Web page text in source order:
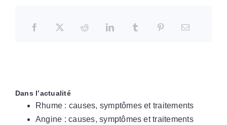
Dans l’actualité
Rhume : causes, symptômes et traitements
Angine : causes, symptômes et traitements